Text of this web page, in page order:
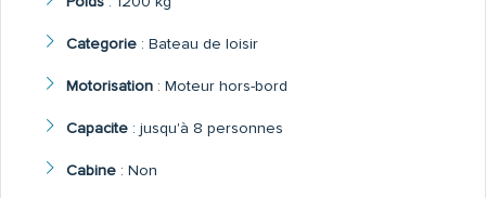
Categorie: Bateau de loisir
Motorisation: Moteur hors-bord
Capacite: jusqu'à 8 personnes
Cabine: Non